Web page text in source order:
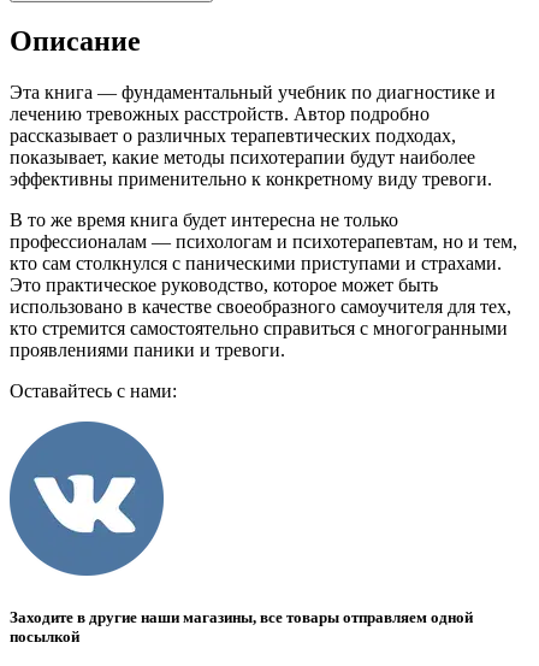
Описание
Эта книга — фундаментальный учебник по диагностике и
лечению тревожных расстройств. Автор подробно
рассказывает о различных терапевтических подходах,
показывает, какие методы психотерапии будут наиболее
эффективны применительно к конкретному виду тревоги.
В то же время книга будет интересна не только
профессионалам — психологам и психотерапевтам, но и тем,
кто сам столкнулся с паническими приступами и страхами.
Это практическое руководство, которое может быть
использовано в качестве своеобразного самоучителя для тех,
кто стремится самостоятельно справиться с многогранными
проявлениями паники и тревоги.
Оставайтесь с нами:
Заходите в другие наши магазины, все товары отправляем одной
посылкой